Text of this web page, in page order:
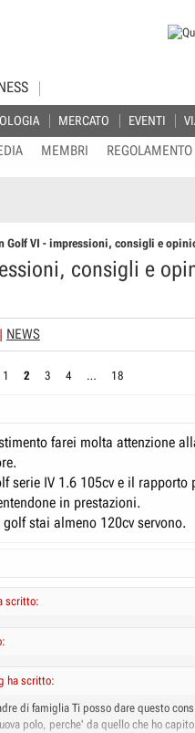
MERCATO EVENTI
MEMBRI REGOLAMENTO
Golf VI - impressioni, consigli e
consigli e
NEWS
1 2 3 4 … 18
farei molta attenzione
serie IV 1.6 105cv e il rapporto
in prestazioni.
stai almeno 120cv servono.
scritto:
ha scritto:
di famiglia Ti posso dare questo
polo, perche' da quello che ho